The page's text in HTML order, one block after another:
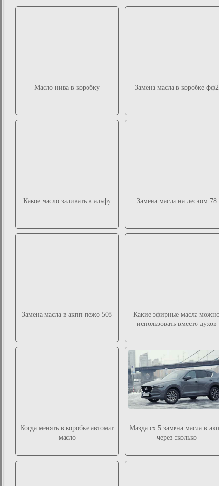
Масло нива в коробку Замена масла в коробке фф2
Какое масло заливать в альфу Замена масла на лесном 78
Замена масла в акпп пежо 508
Какие эфирные масла можно
использовать вместо духов
Когда менять в коробке автомат
масло
Мазда сх 5 замена масла в
через сколько